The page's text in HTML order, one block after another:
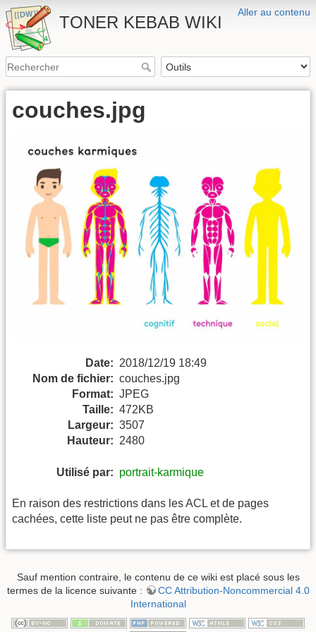
Aller au contenu
TONER KEBAB WIKI
couches.jpg
Date: 2018/12/19 18:49
Nom de fichier: couches.jpg
Format: JPEG
Taille: 472KB
Largeur: 3507
Hauteur: 2480
Utilisé par: portrait-karmique
En raison des restrictions dans les ACL et de pages
cachées, cette liste peut ne pas être complète.
Sauf mention contraire, le contenu de ce wiki est placé sous les
termes de la licence suivante :
CC Attribution-Noncommercial 4.0
International